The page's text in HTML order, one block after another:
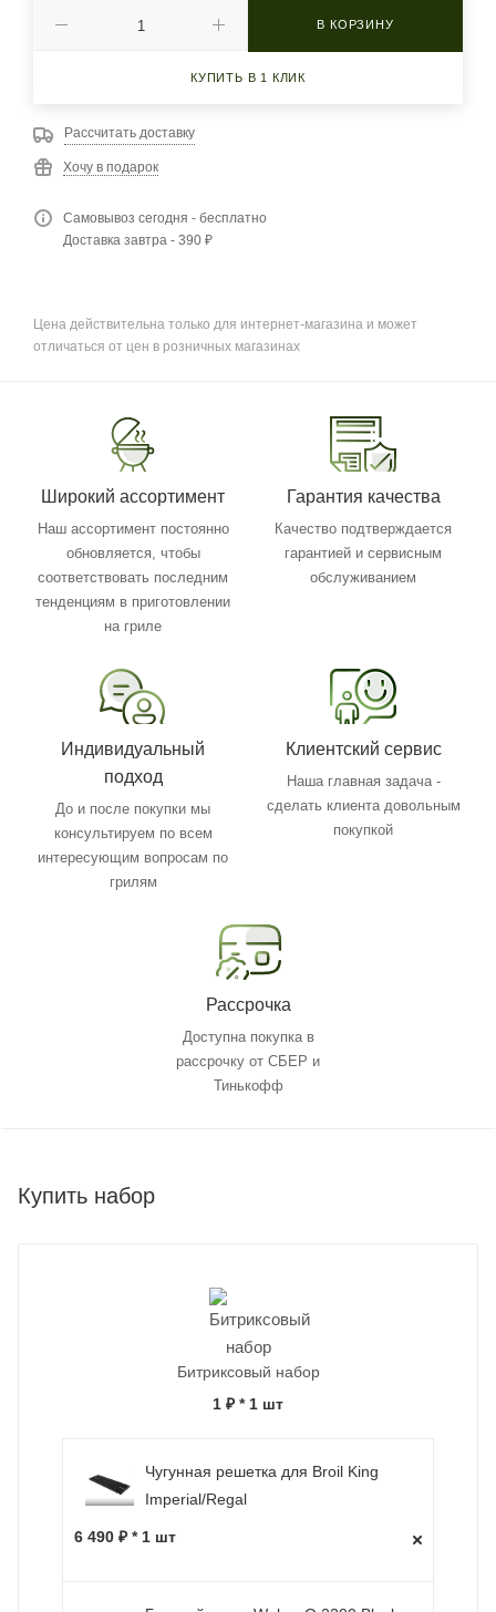
В КОРЗИНУ
КУПИТЬ В 1 КЛИК
Рассчитать доставку
Хочу в подарок
Самовывоз сегодня - бесплатно
Доставка завтра - 390 ₽
Цена действительна только для интернет-магазина и может
отличаться от цен в розничных магазинах
Широкий ассортимент
Наш ассортимент постоянно
обновляется, чтобы
соответствовать последним
тенденциям в приготовлении
на гриле
Гарантия качества
Качество подтверждается
гарантией и сервисным
обслуживанием
Индивидуальный
подход
До и после покупки мы
консультируем по всем
интересующим вопросам по
грилям
Клиентский сервис
Наша главная задача -
сделать клиента довольным
покупкой
Рассрочка
Доступна покупка в
рассрочку от СБЕР и
Тинькофф
Купить набор
Битриксовый набор
1 ₽ * 1 шт
Чугунная решетка для Broil King
Imperial/Regal
6 490 ₽ * 1 шт